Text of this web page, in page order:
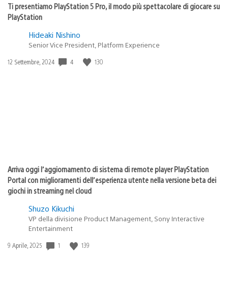
Ti presentiamo PlayStation 5 Pro, il modo più spettacolare di giocare su
PlayStation
Hideaki Nishino
Senior Vice President, Platform Experience
Data
12 Settembre, 2024 4 130
Arriva oggi l’aggiornamento di sistema di remote player PlayStation
Portal con miglioramenti dell’esperienza utente nella versione beta dei
giochi in streaming nel cloud
Shuzo Kikuchi
VP della divisione Product Management, Sony Interactive
Entertainment
Data
9 Aprile, 2025 1 139